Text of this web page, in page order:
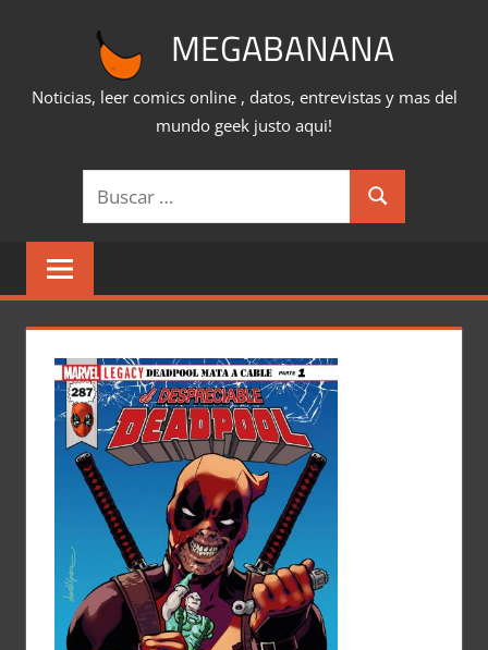
MEGABANANA
Noticias, leer comics online , datos, entrevistas y mas del
mundo geek justo aqui!
Buscar:
Buscar